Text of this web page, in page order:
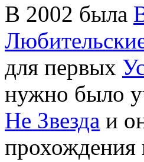
В 2002 была
для первых
нужно было
Не Звезда и
прохождения